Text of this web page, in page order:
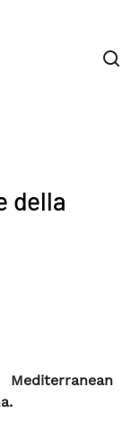
della